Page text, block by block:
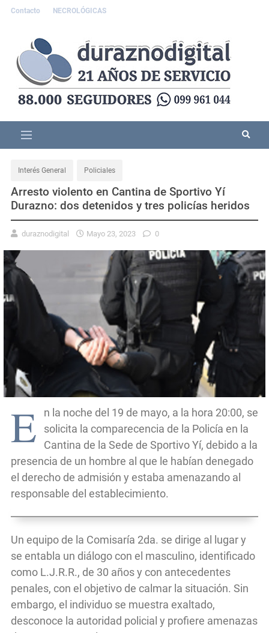
Contacto NECROLÓGICAS
Interés General Policiales
Arresto violento en Cantina de Sportivo Yí
Durazno: dos detenidos y tres policías heridos
duraznodigital Mayo 23, 2023 0
E
n la noche del 19 de mayo, a la hora 20:00, se
solicita la comparecencia de la Policía en la
Cantina de la Sede de Sportivo Yí, debido a la
presencia de un hombre al que le habían denegado
el derecho de admisión y estaba amenazando al
responsable del establecimiento.
Un equipo de la Comisaría 2da. se dirige al lugar y
se entabla un diálogo con el masculino, identificado
como L.J.R.R., de 30 años y con antecedentes
penales, con el objetivo de calmar la situación. Sin
embargo, el individuo se muestra exaltado,
desconoce la autoridad policial y profiere amenazas